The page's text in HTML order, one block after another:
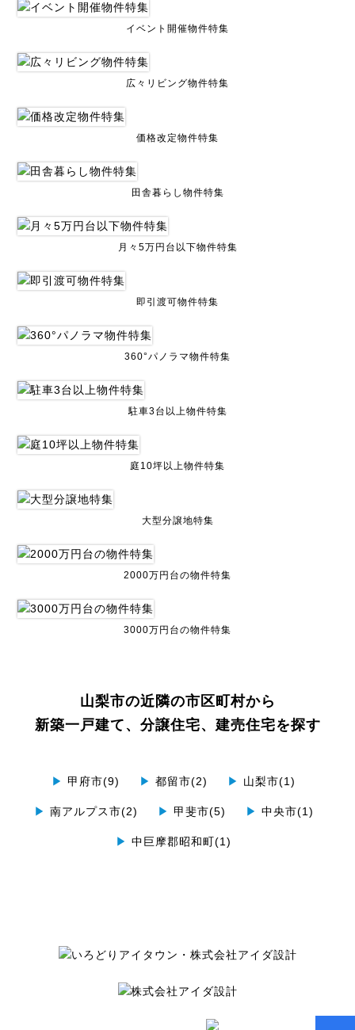
イベント開催物件特集
広々リビング物件特集
価格改定物件特集
田舎暮らし物件特集
月々5万円台以下物件特集
即引渡可物件特集
360°パノラマ物件特集
駐車3台以上物件特集
庭10坪以上物件特集
大型分譲地特集
2000万円台の物件特集
3000万円台の物件特集
山梨市の近隣の市区町村から
新築一戸建て、分譲住宅、建売住宅を探す
▶ 甲府市(9) ▶ 都留市(2) ▶ 山梨市(1)
▶ 南アルプス市(2) ▶ 甲斐市(5) ▶ 中央市(1)
▶ 中巨摩郡昭和町(1)